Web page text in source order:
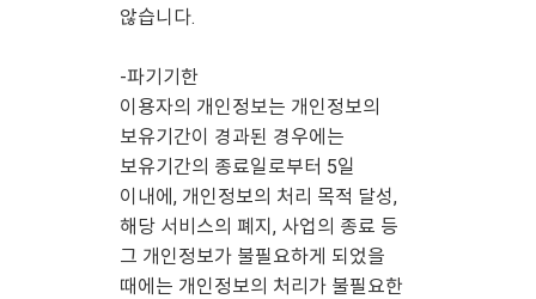
않습니다.
-파기기한
이용자의 개인정보는 개인정보의
보유기간이 경과된 경우에는
보유기간의 종료일로부터 5일
이내에, 개인정보의 처리 목적 달성,
해당 서비스의 폐지, 사업의 종료 등
그 개인정보가 불필요하게 되었을
때에는 개인정보의 처리가 불필요한